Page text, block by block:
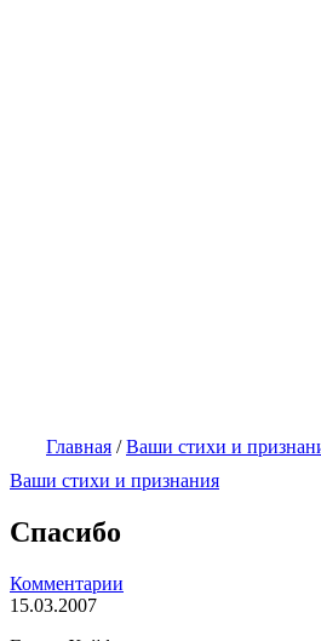
Главная /Ваши стихи и
Ваши стихи и признания
Спасибо
Комментарии
15.03.2007